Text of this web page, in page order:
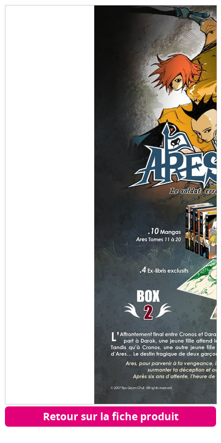
Retour sur la fiche produit